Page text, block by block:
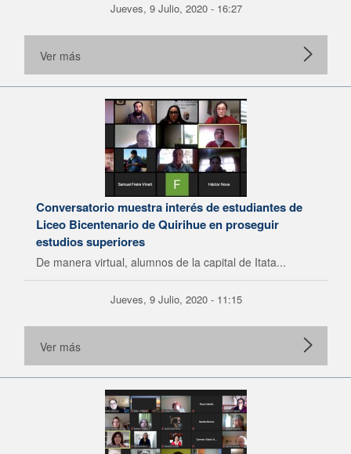
Jueves, 9 Julio, 2020 - 16:27
Ver más
Conversatorio muestra interés de estudiantes de
Liceo Bicentenario de Quirihue en proseguir
estudios superiores
De manera virtual, alumnos de la capital de Itata...
Jueves, 9 Julio, 2020 - 11:15
Ver más